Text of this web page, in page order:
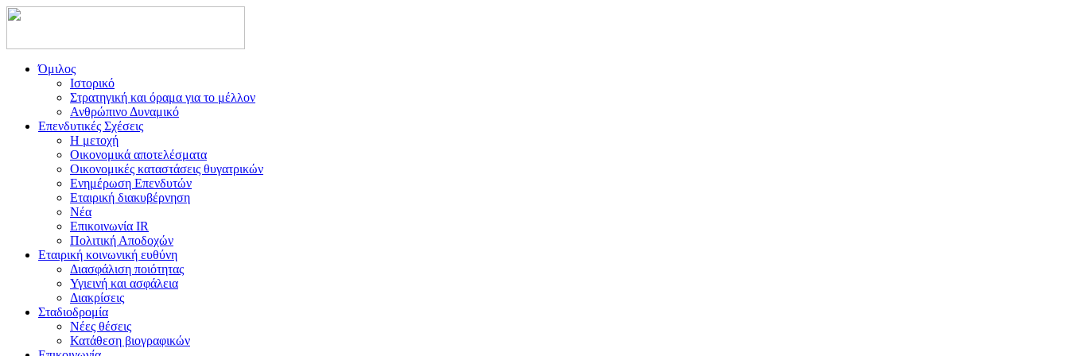
Όμιλος
Ιστορικό
Στρατηγική και όραμα για το μέλλον
Ανθρώπινο Δυναμικό
Επενδυτικές Σχέσεις
Η μετοχή
Οικονομικά αποτελέσματα
Οικονομικές καταστάσεις θυγατρικών
Ενημέρωση Επενδυτών
Εταιρική διακυβέρνηση
Νέα
Επικοινωνία IR
Πολιτική Αποδοχών
Εταιρική κοινωνική ευθύνη
Διασφάλιση ποιότητας
Υγιεινή και ασφάλεια
Διακρίσεις
Σταδιοδρομία
Νέες θέσεις
Κατάθεση βιογραφικών